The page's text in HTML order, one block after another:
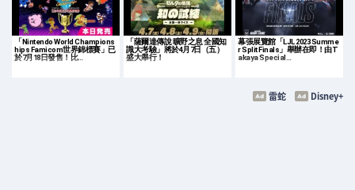
「Nintendo World Champions
hips Famicom世界錦標賽」已
於7月18日發售！比…
「薩爾達傳說 曠野之息 全國知
識大考驗」將於4月7日（五）
盛大舉行！
幕張展覽館「LJL 2023 Summe
r Split Finals」舉辦在即！由T
akaya Special…
Disney+
雷蛇